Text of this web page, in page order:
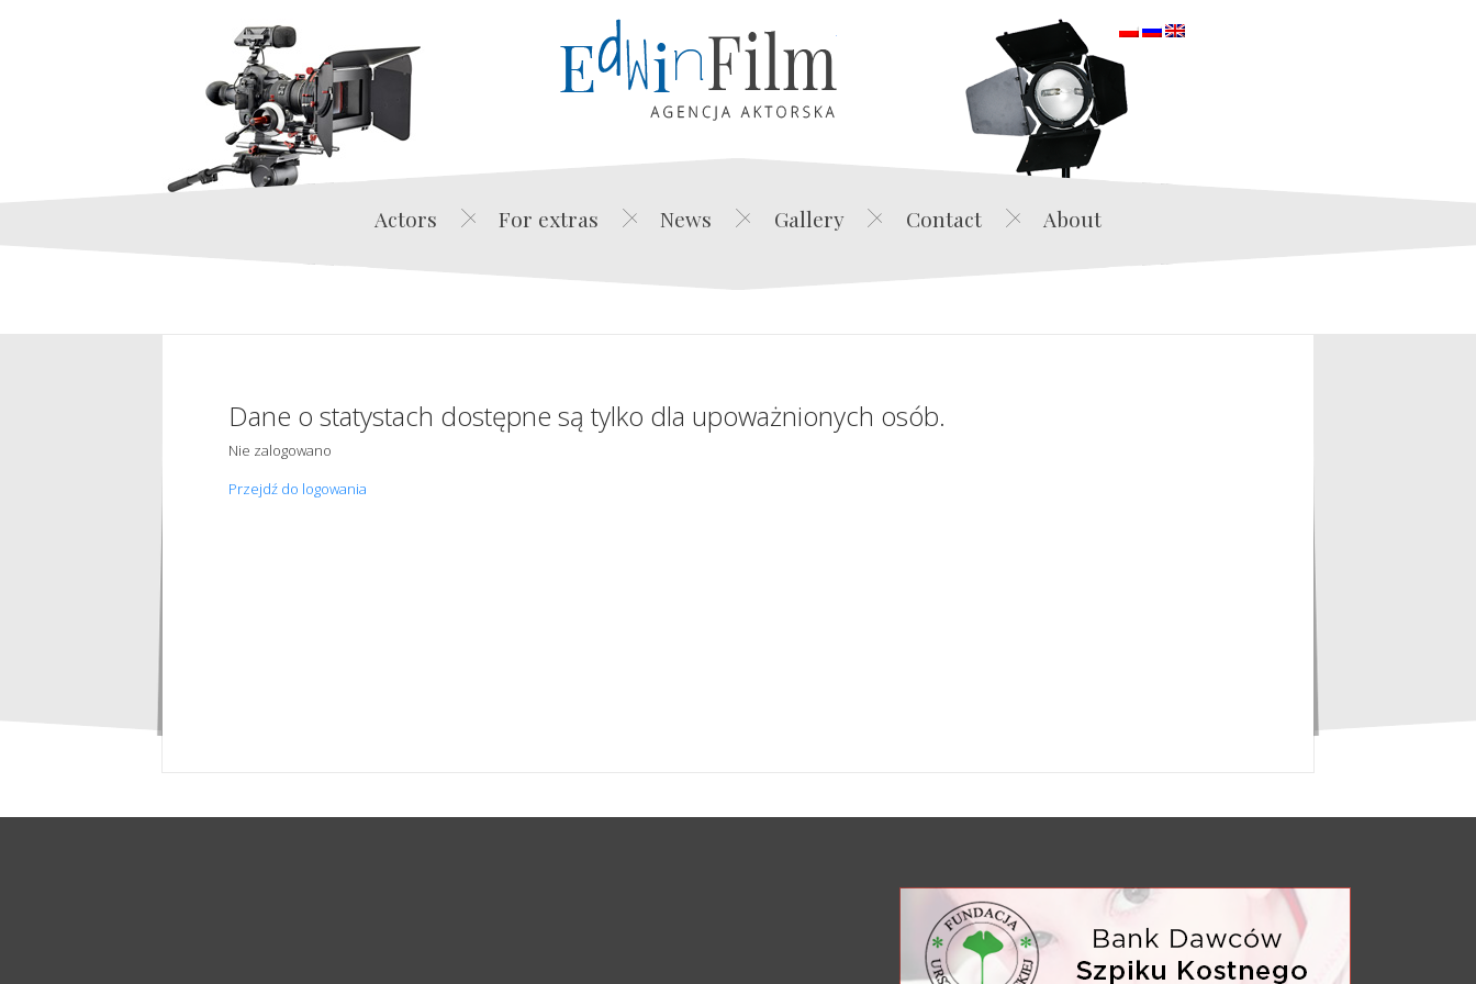
Edwin Film Agencja Aktorska
Actors For extras News Gallery Contact About
Dane o statystach dostępne są tylko dla upoważnionych osób.
Nie zalogowano
Przejdź do logowania